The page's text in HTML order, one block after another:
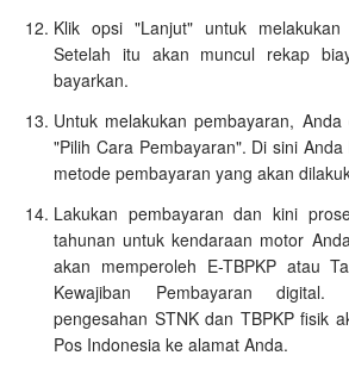
Klik opsi "Lanjut" untuk melakukan
Setelah itu akan muncul rekap
bayarkan.
Untuk melakukan pembayaran,
"Pilih Cara Pembayaran". Di sini
metode pembayaran yang akan
Lakukan pembayaran dan kini
tahunan untuk kendaraan motor
akan memperoleh E-TBPKP atau
Kewajiban Pembayaran digital.
pengesahan STNK dan TBPKP fisik
Pos Indonesia ke alamat Anda.